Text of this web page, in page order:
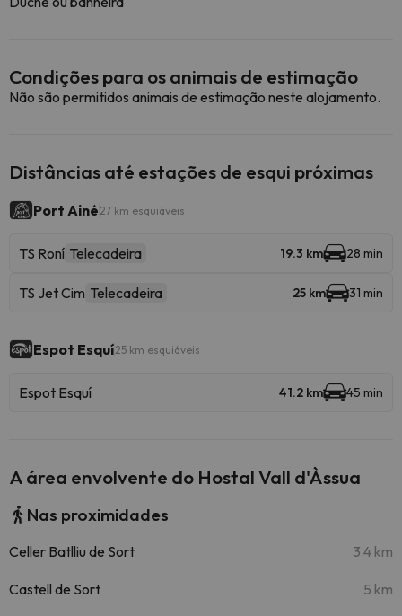
Condições para os animais de estimação
Não são permitidos animais de estimação neste alojamento.
Distâncias até estações de esqui próximas
Port Ainé 27 km esquiáveis
TS Roní Telecadeira 19.3 km 28 min
TS Jet Cim Telecadeira 25 km 31 min
Espot Esquí25 km esquiáveis
Espot Esquí 41.2 km 45 min
A área envolvente do Hostal Vall d'Àssua
Nas proximidades
Celler Batlliu de Sort 3.4 km
Castell de Sort 5 km